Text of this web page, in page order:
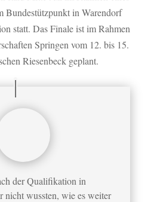
Bundestützpunkt in Warendorf
statt. Das Finale ist im Rahmen
Springen vom 12. bis 15.
Riesenbeck geplant.
der Qualifikation in
nicht wussten, wie es weiter